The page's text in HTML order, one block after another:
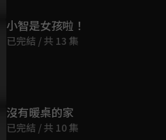
小智是女孩啦！
已完結 / 共 13 集
沒有暖桌的家
已完結 / 共 10 集